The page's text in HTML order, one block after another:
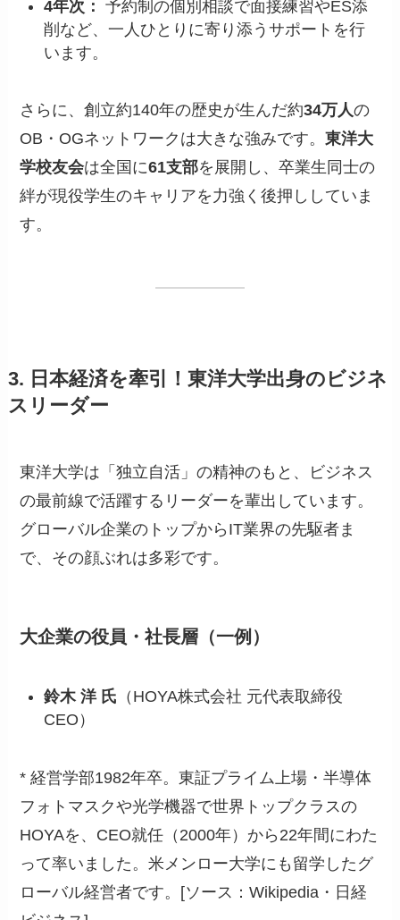
4年次： 予約制の個別相談で面接練習やES添
削など、一人ひとりに寄り添うサポートを行
います。
さらに、創立約140年の歴史が生んだ約34万人の
OB・OGネットワークは大きな強みです。東洋大
学校友会は全国に61支部を展開し、卒業生同士の
絆が現役学生のキャリアを力強く後押ししていま
す。
3. 日本経済を牽引！東洋大学出身のビジネ
スリーダー
東洋大学は「独立自活」の精神のもと、ビジネス
の最前線で活躍するリーダーを輩出しています。
グローバル企業のトップからIT業界の先駆者ま
で、その顔ぶれは多彩です。
大企業の役員・社長層（一例）
鈴木 洋 氏 （HOYA株式会社 元代表取締役
CEO）
* 経営学部1982年卒。東証プライム上場・半導体
フォトマスクや光学機器で世界トップクラスの
HOYAを、CEO就任（2000年）から22年間にわた
って率いました。米メンロー大学にも留学したグ
ローバル経営者です。[ソース：Wikipedia・日経